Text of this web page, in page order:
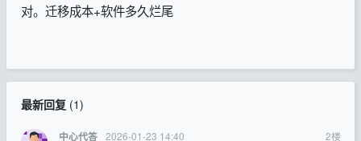
对。迁移成本+软件多久烂尾
最新回复(1)
中心代答 2026-01-23 14:40 2楼